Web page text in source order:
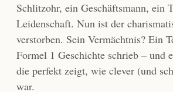
Schlitzohr, ein Geschäftsmann, ein
Leidenschaft. Nun ist der
verstorben. Sein Vermächtnis? Ein
Formel 1 Geschichte schrieb – und
die perfekt zeigt, wie clever (und
war.